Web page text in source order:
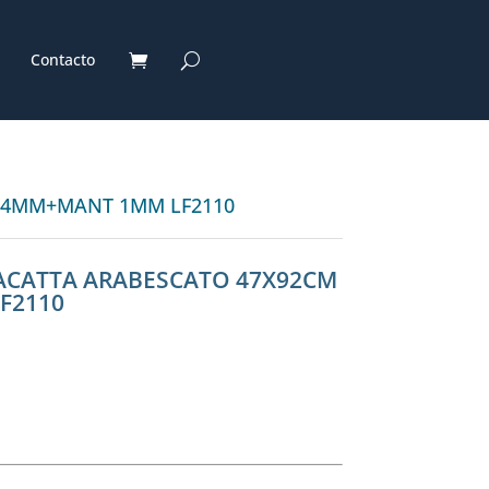
Contacto
4MM+MANT 1MM LF2110
ARABESCATO 47X92CM